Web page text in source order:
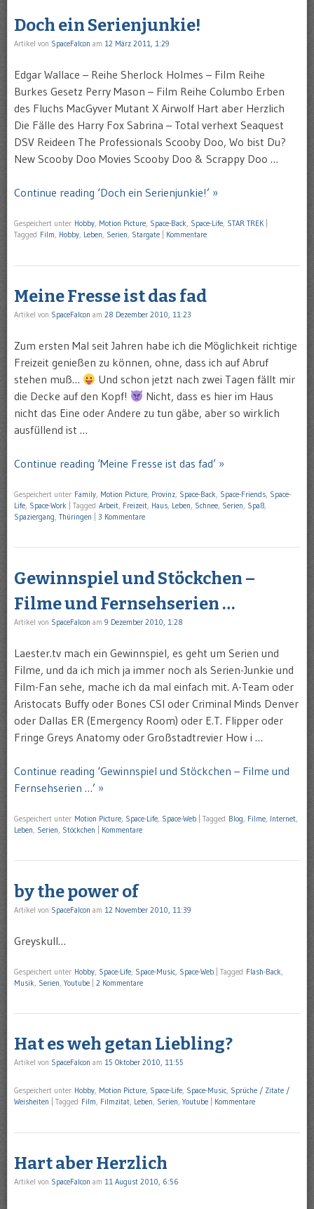
Doch ein Serienjunkie!
Artikel von SpaceFalcon am 12 März 2011, 1:29
Edgar Wallace – Reihe Sherlock Holmes – Film Reihe
Burkes Gesetz Perry Mason – Film Reihe Columbo Erben
des Fluchs MacGyver Mutant X Airwolf Hart aber Herzlich
Die Fälle des Harry Fox Sabrina – Total verhext Seaquest
DSV Reideen The Professionals Scooby Doo, Wo bist Du?
New Scooby Doo Movies Scooby Doo & Scrappy Doo …
Continue reading ‘Doch ein Serienjunkie!’ »
Gespeichert unter Hobby, Motion Picture, Space-Back, Space-Life, STAR TREK
Tagged Film, Hobby, Leben, Serien, Stargate Kommentare
Meine Fresse ist das fad
Artikel von SpaceFalcon am 28 Dezember 2010, 11:23
Zum ersten Mal seit Jahren habe ich die Möglichkeit richtige
Freizeit genießen zu können, ohne, dass ich auf Abruf
stehen muß…
Und schon jetzt nach zwei Tagen fällt mir
die Decke auf den Kopf!
Nicht, dass es hier im Haus
nicht das Eine oder Andere zu tun gäbe, aber so wirklich
ausfüllend ist …
Continue reading ‘Meine Fresse ist das fad’ »
Gespeichert unter Family, Motion Picture, Provinz, Space-Back, Space-Friends, Space-
Life, Space-Work Tagged Arbeit, Freizeit, Haus, Leben, Schnee, Serien, Spaß,
Spaziergang, Thüringen 3 Kommentare
Gewinnspiel und Stöckchen –
Filme und Fernsehserien …
Artikel von SpaceFalcon am 9 Dezember 2010, 1:28
Laester.tv mach ein Gewinnspiel, es geht um Serien und
Filme, und da ich mich ja immer noch als Serien-Junkie und
Film-Fan sehe, mache ich da mal einfach mit. A-Team oder
Aristocats Buffy oder Bones CSI oder Criminal Minds Denver
oder Dallas ER (Emergency Room) oder E.T. Flipper oder
Fringe Greys Anatomy oder Großstadtrevier How i …
Continue reading ‘Gewinnspiel und Stöckchen – Filme und
Fernsehserien …’ »
Gespeichert unter Motion Picture, Space-Life, Space-Web Tagged Blog, Filme, Internet,
Leben, Serien, Stöckchen Kommentare
by the power of
Artikel von SpaceFalcon am 12 November 2010, 11:39
Greyskull…
Gespeichert unter Hobby Space-Life Space-Music Space-Web Tagged Flash-Back
Musik Serien ,Youtube 2 Kommentare
Hat es weh getan Liebling?
Artikel von SpaceFalcon am 15 Oktober 2010, 11:55
Gespeichert unter Hobby, Motion Picture, Space-Life, Space-Music, Sprüche / Zitate /
Weisheiten
Tagged Film, Filmzitat, Leben, Serien,Youtube Kommentare
Hart aber Herzlich
Artikel von SpaceFalcon am 11 August 2010, 6:56